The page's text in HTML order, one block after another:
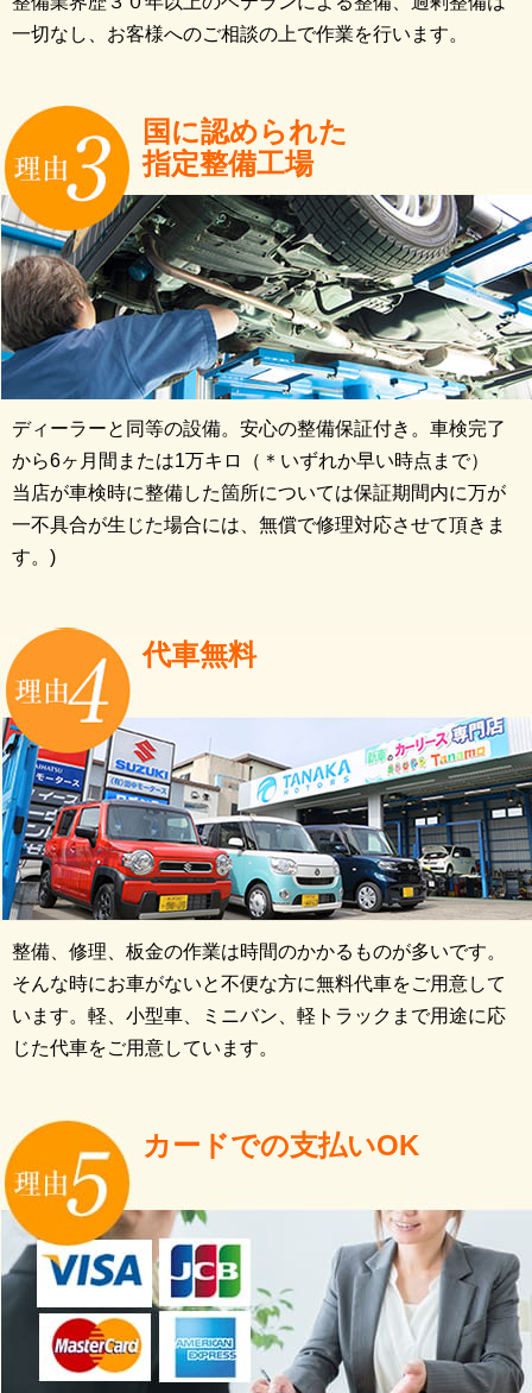
一切なし、お客様へのご相談の上で作業を行います。
国に認められた
指定整備工場
ディーラーと同等の設備。安心の整備保証付き。車検完了
から6ヶ月間または1万キロ（＊いずれか早い時点まで）
当店が車検時に整備した箇所については保証期間内に万が
一不具合が生じた場合には、無償で修理対応させて頂きま
す。)
代車無料
整備、修理、板金の作業は時間のかかるものが多いです。
そんな時にお車がないと不便な方に無料代車をご用意して
います。軽、小型車、ミニバン、軽トラックまで用途に応
じた代車をご用意しています。
カードでの支払いOK